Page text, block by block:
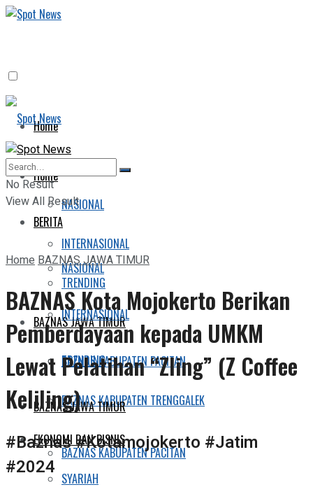
Home
BERITA
NASIONAL
INTERNASIONAL
TRENDING
BAZNAS JAWA TIMUR
BAZNAS KABUPATEN PACITAN
BAZNAS KABUPATEN TRENGGALEK
EKONOMI DAN BISNIS
SYARIAH
Home
BERITA
NASIONAL
INTERNASIONAL
TRENDING
BAZNAS JAWA TIMUR
BAZNAS KABUPATEN PACITAN
No Result
View All Result
HomeBAZNAS JAWA TIMUR
BAZNAS Kota Mojokerto Berikan
Pemberdayaan kepada UMKM
Lewat Pelatihan “Zling” (Z Coffee
Keliling)
#Baznas #Kotamojokerto #Jatim
#2024